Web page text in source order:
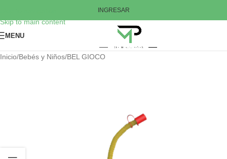
Skip to main content
INGRESAR
MENU
Inicio/Bebés y Niños/BEL GIOCO